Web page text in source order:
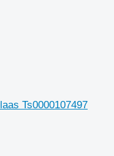
Ts0000107497